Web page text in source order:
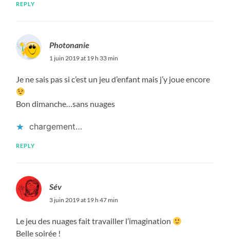
REPLY
Photonanie
1 juin 2019 at 19 h 33 min
Je ne sais pas si c’est un jeu d’enfant mais j’y joue encore
Bon dimanche…sans nuages
chargement…
REPLY
Sév
3 juin 2019 at 19 h 47 min
Le jeu des nuages fait travailler l’imagination
Belle soirée !